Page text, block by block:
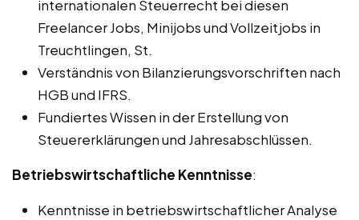
internationalen Steuerrecht bei diesen
Freelancer Jobs, Minijobs und Vollzeitjobs in
Treuchtlingen, St.
Verständnis von Bilanzierungsvorschriften nach
HGB und IFRS.
Fundiertes Wissen in der Erstellung von
Steuererklärungen und Jahresabschlüssen.
Betriebswirtschaftliche Kenntnisse:
Kenntnisse in betriebswirtschaftlicher Analyse